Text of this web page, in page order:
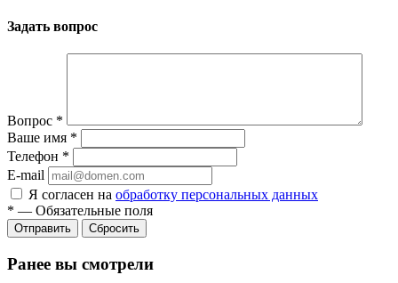
Задать вопрос
Вопрос *
Ваше имя *
Телефон *
E-mail
Я согласен на обработку персональных данных
* — Обязательные поля
Сбросить
Ранее вы смотрели